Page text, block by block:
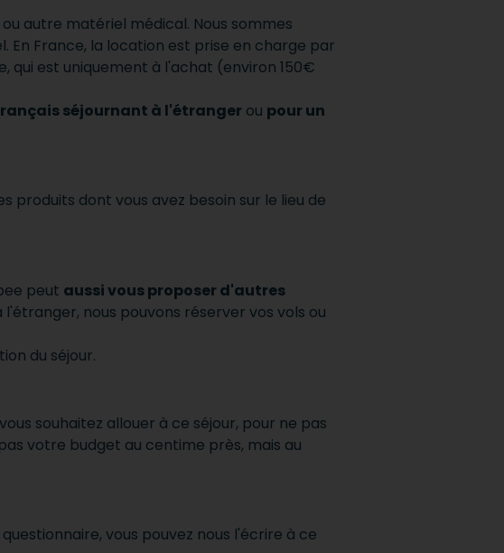
autre matériel médical. Nous sommes
En France, la location est prise en charge par
qui est uniquement à l'achat (environ 150€
séjournant à l'étranger ou pour un
produits dont vous avez besoin sur le lieu de
peut aussi vous proposer d'autres
nous pouvons réserver vos vols ou
du séjour.
souhaitez allouer à ce séjour, pour ne pas
votre budget au centime près, mais au
vous pouvez nous l'écrire à ce